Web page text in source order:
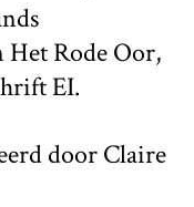
Rode Oor,
EI.
door Claire